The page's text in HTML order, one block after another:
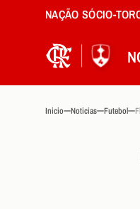
NAÇÃO SÓCIO-
Inicio Noticias Futebol